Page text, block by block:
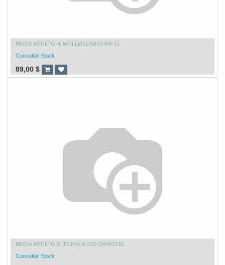
MEDIA ADULTO H. WOLLEN LISAS UK6-11
Consultar Stock
89,00 $
MEDIA ADULTO D. TERMICA COLOR PASTEL
Consultar Stock